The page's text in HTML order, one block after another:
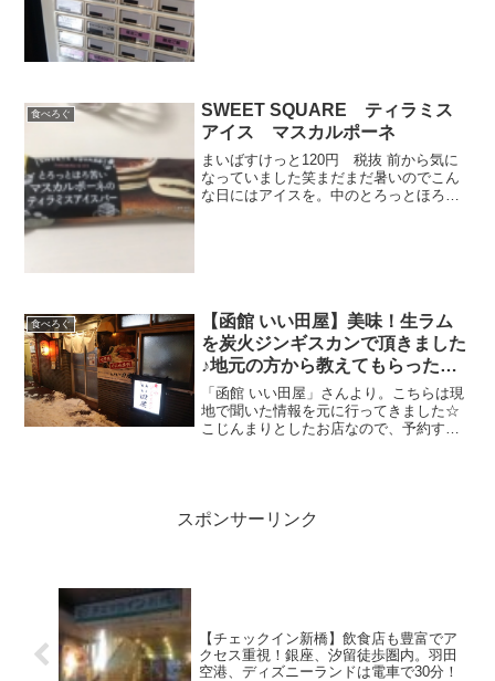
食べろぐ
SWEET SQUARE ティラミス
アイス マスカルポーネ
まいばすけっと120円 税抜 前から気に
なっていました笑まだまだ暑いのでこん
な日にはアイスを。中のとろっとほろ苦
食べろぐ
【函館 いい田屋】美味！生ラム
を炭火ジンギスカンで頂きました
♪地元の方から教えてもらった美
味しいお店。
「函館 いい田屋」さんより。こちらは現
地で聞いた情報を元に行ってきました☆
こじんまりとしたお店なので、予約する
スポンサーリンク
【チェックイン新橋】飲食店も豊富でア
クセス重視！銀座、汐留徒歩圏内。羽田
空港、ディズニーランドは電車で30分！